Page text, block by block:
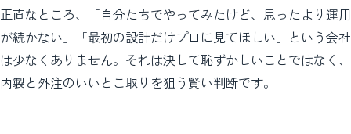
正直なところ、「自分たちでやってみたけど、思ったより運用
が続かない」「最初の設計だけプロに見てほしい」という会社
は少なくありません。それは決して恥ずかしいことではなく、
内製と外注のいいとこ取りを狙う賢い判断です。